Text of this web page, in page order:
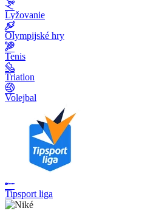
Lyžovanie
Olympijské hry
Tenis
Triatlon
Volejbal
Tipsport liga